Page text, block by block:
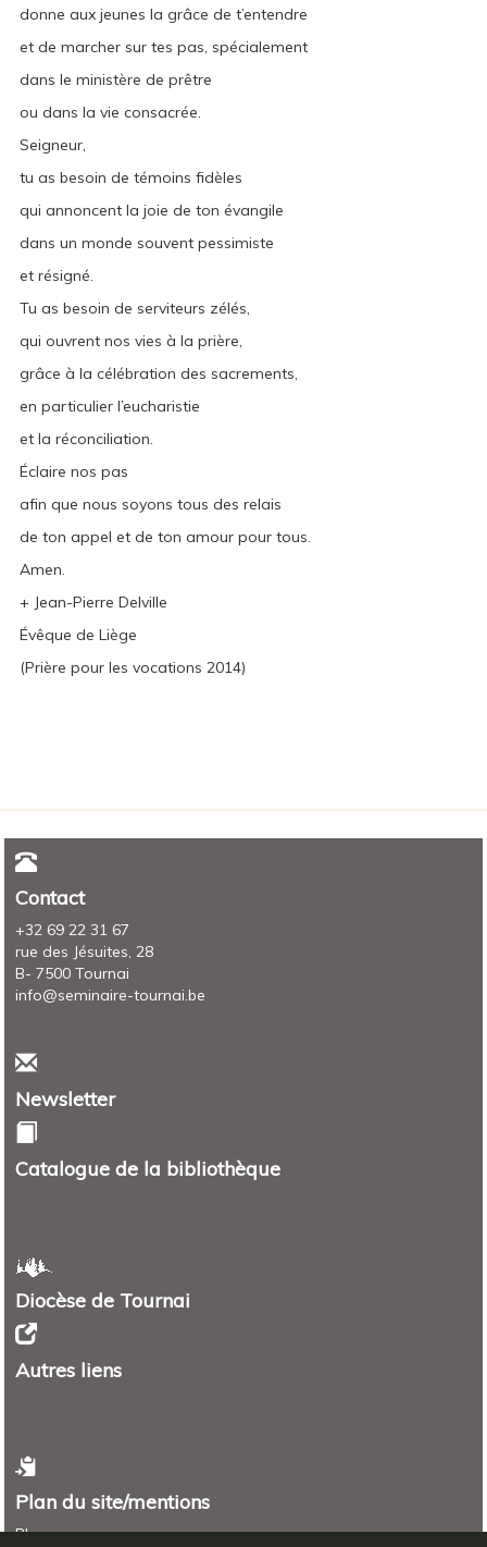
donne aux jeunes la grâce de t’entendre
et de marcher sur tes pas, spécialement
dans le ministère de prêtre
ou dans la vie consacrée.
Seigneur,
tu as besoin de témoins fidèles
qui annoncent la joie de ton évangile
dans un monde souvent pessimiste
et résigné.
Tu as besoin de serviteurs zélés,
qui ouvrent nos vies à la prière,
grâce à la célébration des sacrements,
en particulier l’eucharistie
et la réconciliation.
Éclaire nos pas
afin que nous soyons tous des relais
de ton appel et de ton amour pour tous.
Amen.
+ Jean-Pierre Delville
Évêque de Liège
(Prière pour les vocations 2014)
Contact
+32 69 22 31 67
rue des Jésuites, 28
B- 7500 Tournai
info@seminaire-tournai.be
Newsletter
Catalogue de la bibliothèque
Diocèse de Tournai
Autres liens
Plan du site/mentions
Plan